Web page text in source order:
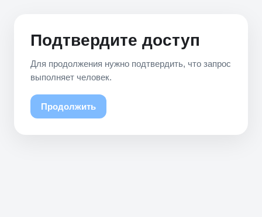
Подтвердите доступ
Для продолжения нужно подтвердить, что запрос
выполняет человек.
Продолжить